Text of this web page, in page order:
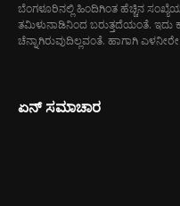
ಬೆಂಗಳೂರಿನಲ್ಲಿ ಹಿಂದಿಗಿಂತ ಹೆಚ್ಚಿನ
ತಮಿಳುನಾಡಿನಿಂದ ಬರುತ್ತದೆಯಂತೆ.
ಚೆನ್ನಾಗಿರುವುದಿಲ್ಲವಂತೆ. ಹಾಗಾಗಿ
ಏನ್ ಸಮಾಚಾರ